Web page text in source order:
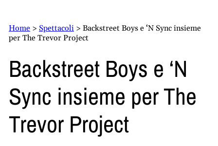
Home > Spettacoli > Backstreet Boys e ‘N Sync insieme
per The Trevor Project
Backstreet Boys e ‘N
Sync insieme per The
Trevor Project